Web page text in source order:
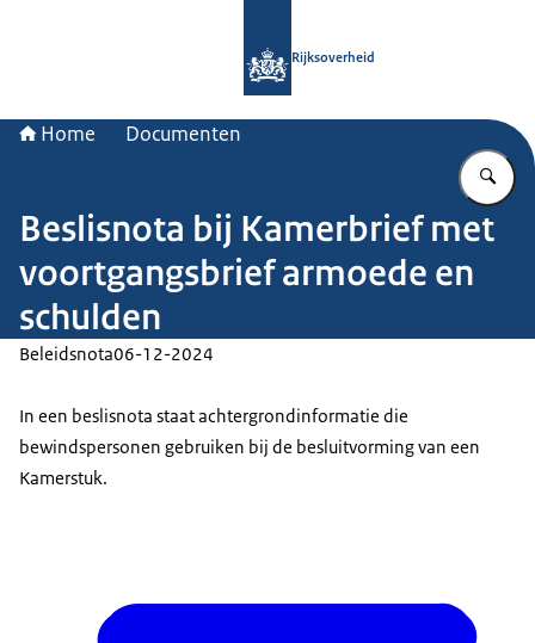
Rijksoverheid
Home Documenten
Beslisnota bij Kamerbrief met
voortgangsbrief armoede en
schulden
Beleidsnota06-12-2024
In een beslisnota staat achtergrondinformatie die
bewindspersonen gebruiken bij de besluitvorming van een
Kamerstuk.